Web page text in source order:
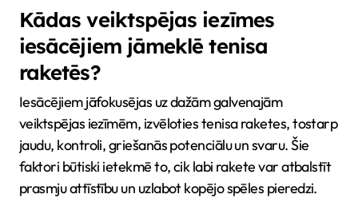
Kādas veiktspējas iezīmes
iesācējiem jāmeklē tenisa
raketēs?
Iesācējiem jāfokusējas uz dažām galvenajām
veiktspējas iezīmēm, izvēloties tenisa raketes, tostarp
jaudu, kontroli, griešanās potenciālu un svaru. Šie
faktori būtiski ietekmē to, cik labi rakete var atbalstīt
prasmju attīstību un uzlabot kopējo spēles pieredzi.